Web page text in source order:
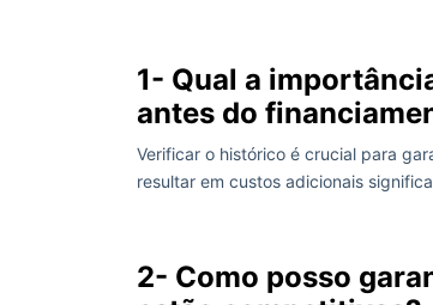
1- Qual a
antes do
Verificar o histórico é crucial para
resultar em custos adicionais
2- Como posso